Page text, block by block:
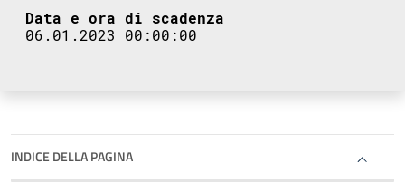
Data e ora di scadenza
06.01.2023 00:00:00
INDICE DELLA PAGINA